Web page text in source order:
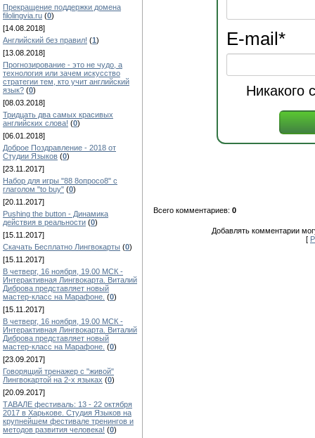
Прекращение поддержки домена
filolingvia.ru (0)
[14.08.2018]
Английский без правил! (1)
[13.08.2018]
Прогнозирование - это не чудо, а
технология или зачем искусство
стратегии тем, кто учит английский
язык? (0)
[08.03.2018]
Тридцать два самых красивых
английских слова! (0)
[06.01.2018]
Доброе Поздравление - 2018 от
Студии Языков (0)
[23.11.2017]
Набор для игры "88 8опросо8" с
глаголом "to buy" (0)
[20.11.2017]
Pushing the button - Динамика
действия в реальности (0)
[15.11.2017]
Скачать Бесплатно Лингвокарты (0)
[15.11.2017]
В четверг, 16 ноября, 19.00 МСК -
Интерактивная Лингвокарта. Виталий
Диброва представляет новый
мастер-класс на Марафоне. (0)
[15.11.2017]
В четверг, 16 ноября, 19.00 МСК -
Интерактивная Лингвокарта. Виталий
Диброва представляет новый
мастер-класс на Марафоне. (0)
[23.09.2017]
Говорящий тренажер с "живой"
Лингвокартой на 2-х языках (0)
[20.09.2017]
ТАВАЛЕ фестиваль: 13 - 22 октября
2017 в Харькове. Студия Языков на
крупнейшем фестивале тренингов и
методов развития человека! (0)
E-mail *
Никакого
Всего комментариев: 0
Добавлять комментарии
[